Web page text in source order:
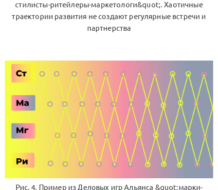
стилисты-ритейлеры-маркетологи&quot;. Хаотичные
траектории развития не создают регулярные встречи и
партнерства
Рис. 4. Пример из Деловых игр Альянса &quot;марки-